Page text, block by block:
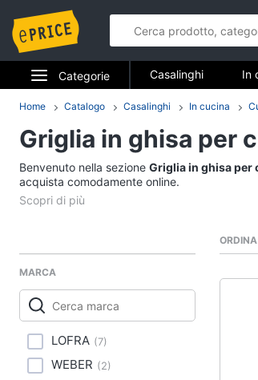
Categorie
Elettrodomestici
Informatica
Telefonia
Smart home
Videogiochi
Audio e musica
Clima
Casalinghi In
Home Catalogo Casalinghi In cucina
Griglia in ghisa per
Benvenuto nella sezione Griglia in ghisa per
acquista comodamente online.
MARCA
LOFRA (7)
WEBER (2)
ORDINA